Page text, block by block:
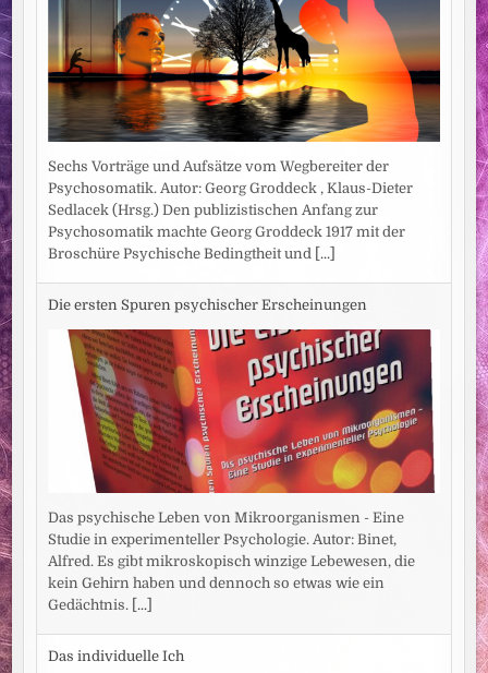
Sechs Vorträge und Aufsätze vom Wegbereiter der
Psychosomatik. Autor: Georg Groddeck , Klaus-Dieter
Sedlacek (Hrsg.) Den publizistischen Anfang zur
Psychosomatik machte Georg Groddeck 1917 mit der
Broschüre Psychische Bedingtheit und
[...]
Die ersten Spuren psychischer Erscheinungen
Das psychische Leben von Mikroorganismen - Eine
Studie in experimenteller Psychologie. Autor: Binet,
Alfred. Es gibt mikroskopisch winzige Lebewesen, die
kein Gehirn haben und dennoch so etwas wie ein
Gedächtnis.
[...]
Das individuelle Ich